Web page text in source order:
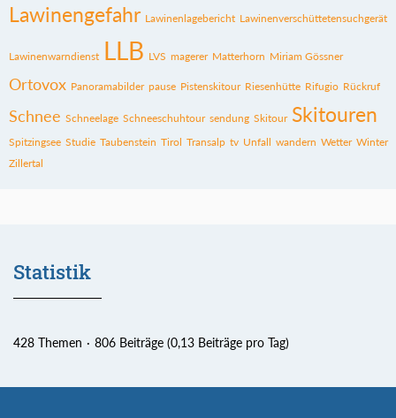
Lawinengefahr Lawinenlagebericht Lawinenverschüttetensuchgerät
Lawinenwarndienst LLB LVS magerer Matterhorn Miriam Gössner
Ortovox Panoramabilder pause Pistenskitour Riesenhütte Rifugio Rückruf
Schnee Schneelage Schneeschuhtour sendung Skitour Skitouren
Spitzingsee Studie Taubenstein Tirol Transalp tv Unfall wandern Wetter Winter
Zillertal
Statistik
428 Themen 806 Beiträge (0,13 Beiträge pro Tag)